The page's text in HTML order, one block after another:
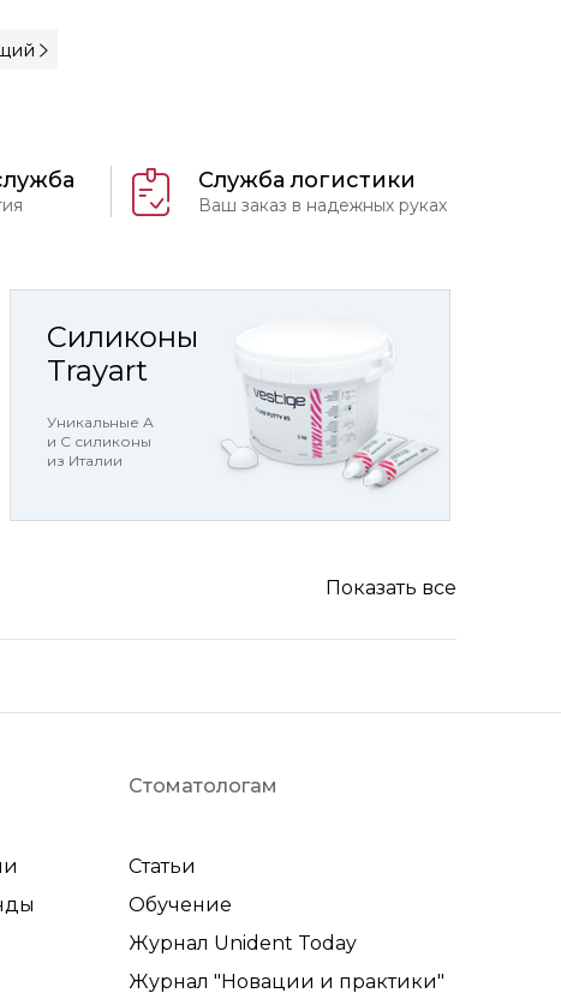
Служба логистики
Ваш заказ в надежных руках
Силиконы
Trayart
Уникальные А
и С силиконы
из Италии
Показать все
Стоматологам
Статьи
Обучение
Журнал Unident Today
Журнал "Новации и практики"